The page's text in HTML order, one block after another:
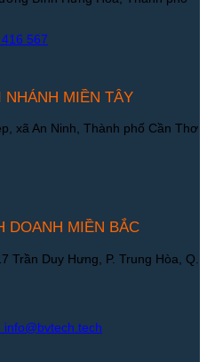
567
NHÁNH MIỀN TÂY
xã An Ninh, Thành phố Cần Thơ
DOANH MIỀN BẮC
Trần Duy Hưng, P. Trung Hòa, Q.
info@bvtech.tech